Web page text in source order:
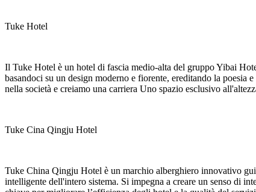
Tuke Hotel
Il Tuke Hotel è un hotel di fascia medio-alta del gruppo Yibai
basandoci su un design moderno e fiorente, ereditando la poesia
nella società e creiamo una carriera Uno spazio esclusivo
Tuke Cina Qingju Hotel
Tuke China Qingju Hotel è un marchio alberghiero innovativo
intelligente dell'intero sistema. Si impegna a creare un senso di